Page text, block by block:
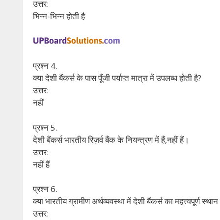
उत्तर:
भिन्न-भिन्न होती है
प्रश्न 4.
क्या देशी बैंकर्स के पास पूँजी पर्याप्त मात्रा में उपलब्ध होती है?
उत्तर:
नहीं
प्रश्न 5.
देशी बैंकर्स भारतीय रिज़र्व बैंक के नियन्त्रण में हैं,नहीं हैं।
उत्तर:
नहीं हैं
प्रश्न 6.
क्या भारतीय ग्रामीण अर्थव्यवस्था में देशी बैंकर्स का महत्त्वपूर्ण
उत्तर: